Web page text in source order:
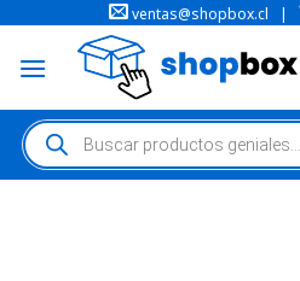
ventas@shopbox.cl |